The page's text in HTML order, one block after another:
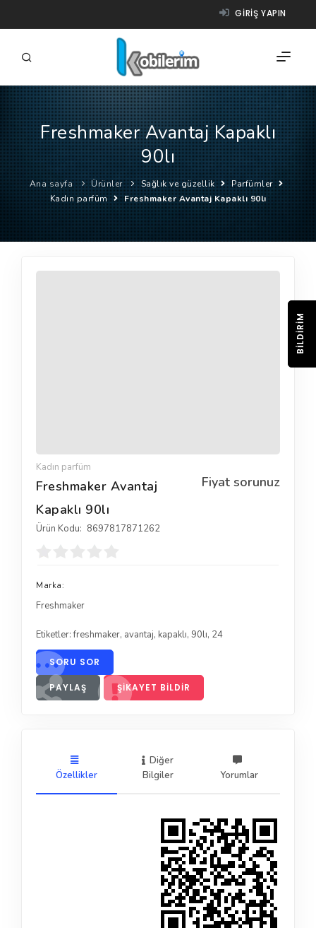
GIRIŞ YAPIN
FIRMALAR
ÜRÜNLER
NASIL ÇALIŞIR?
YARDIM
Freshmaker Avantaj Kapaklı
90lı
Ana sayfa Ürünler Sağlık ve güzellik
Parfümler
Kadın parfüm
Freshmaker Avantaj Kapaklı 90lı
Kadın parfüm
Fiyat sorunuz
Freshmaker Avantaj
Kapaklı 90lı
Ürün Kodu: 8697817871262
Marka:
Freshmaker
Etiketler:freshmaker, avantaj, kapaklı, 90lı, 24
SORU SOR
PAYLAŞ ŞIKAYET BILDIR
Özellikler
Diğer
Bilgiler
Yorumlar
BILDIRIM